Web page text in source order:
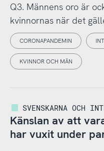
Q3. Männens oro är
kvinnornas när det
CORONAPANDEMIN
KVINNOR OCH MÄN
SVENSKARNA OCH
Känslan av att
har vuxit under